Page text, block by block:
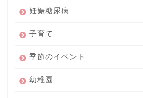
妊娠糖尿病
子育て
季節のイベント
幼稚園